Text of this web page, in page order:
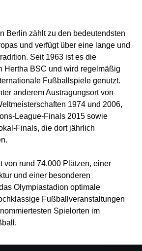
Berlin zählt zu den bedeutendsten
und verfügt über eine lange und
Seit 1963 ist es die
Hertha BSC und wird regelmäßig
Fußballspiele genutzt.
anderem Austragungsort von
1974 und 2006,
2015 sowie
die dort jährlich
von rund 74.000 Plätzen, einer
und einer besonderen
Olympiastadion optimale
Fußballveranstaltungen
Spielorten im